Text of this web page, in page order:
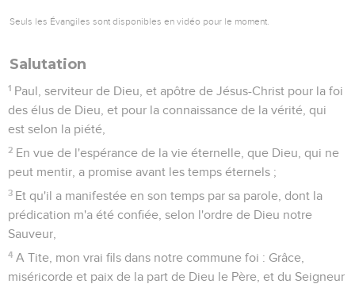
Seuls les Évangiles sont disponibles en vidéo pour le moment.
Salutation
1 Paul, serviteur de Dieu, et apôtre de Jésus-Christ pour la foi
des élus de Dieu, et pour la connaissance de la vérité, qui
est selon la piété,
2 En vue de l'espérance de la vie éternelle, que Dieu, qui ne
peut mentir, a promise avant les temps éternels ;
3 Et qu'il a manifestée en son temps par sa parole, dont la
prédication m'a été confiée, selon l'ordre de Dieu notre
Sauveur,
4 A Tite, mon vrai fils dans notre commune foi : Grâce,
miséricorde et paix de la part de Dieu le Père, et du Seigneur